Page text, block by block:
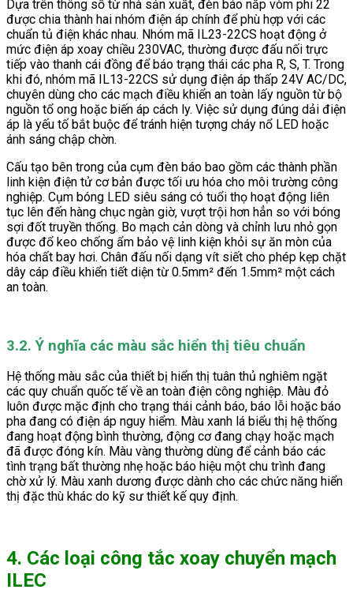
Dựa trên thông số từ nhà sản xuất, đèn báo nắp vòm phi 22
được chia thành hai nhóm điện áp chính để phù hợp với các
chuẩn tủ điện khác nhau. Nhóm mã IL23-22CS hoạt động ở
mức điện áp xoay chiều 230VAC, thường được đấu nối trực
tiếp vào thanh cái đồng để báo trạng thái các pha R, S, T. Trong
khi đó, nhóm mã IL13-22CS sử dụng điện áp thấp 24V AC/DC,
chuyên dùng cho các mạch điều khiển an toàn lấy nguồn từ bộ
nguồn tổ ong hoặc biến áp cách ly. Việc sử dụng đúng dải điện
áp là yếu tố bắt buộc để tránh hiện tượng cháy nổ LED hoặc
ánh sáng chập chờn.
Cấu tạo bên trong của cụm đèn báo bao gồm các thành phần
linh kiện điện tử cơ bản được tối ưu hóa cho môi trường công
nghiệp. Cụm bóng LED siêu sáng có tuổi thọ hoạt động liên
tục lên đến hàng chục ngàn giờ, vượt trội hơn hẳn so với bóng
sợi đốt truyền thống. Bo mạch cản dòng và chỉnh lưu nhỏ gọn
được đổ keo chống ẩm bảo vệ linh kiện khỏi sự ăn mòn của
hóa chất bay hơi. Chân đấu nối dạng vít siết cho phép kẹp chặt
dây cáp điều khiển tiết diện từ 0.5mm² đến 1.5mm² một cách
an toàn.
3.2. Ý nghĩa các màu sắc hiển thị tiêu chuẩn
Hệ thống màu sắc của thiết bị hiển thị tuân thủ nghiêm ngặt
các quy chuẩn quốc tế về an toàn điện công nghiệp. Màu đỏ
luôn được mặc định cho trạng thái cảnh báo, báo lỗi hoặc báo
pha đang có điện áp nguy hiểm. Màu xanh lá biểu thị hệ thống
đang hoạt động bình thường, động cơ đang chạy hoặc mạch
đã được đóng kín. Màu vàng thường dùng để cảnh báo các
tình trạng bất thường nhẹ hoặc báo hiệu một chu trình đang
chờ xử lý. Màu xanh dương được dành cho các chức năng hiển
thị đặc thù khác do kỹ sư thiết kế quy định.
4. Các loại công tắc xoay chuyển mạch
ILEC